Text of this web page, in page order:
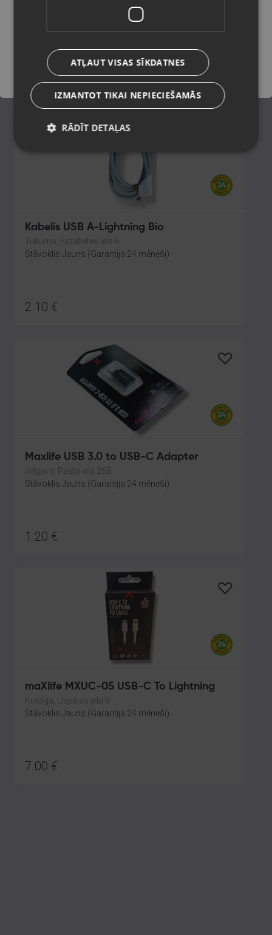
Stāvoklis Jauns (Garantija 24 mēneši)
€
Kabelis USB A-Lightning Bio
Tukums, Elizabetes iela 6
Stāvoklis Jauns (Garantija 24 mēneši)
2.10 €
Maxlife USB 3.0 to USB-C Adapter
Jelgava, Pasta iela 26B
Stāvoklis Jauns (Garantija 24 mēneši)
1.20 €
maXlife MXUC-05 USB-C To Lightning
Kuldīga, Liepājas iela 9
Stāvoklis Jauns (Garantija 24 mēneši)
7.00 €
Saglabāt
ATĻAUT VISAS SĪKDATNES
IZMANTOT TIKAI NEPIECIEŠAMĀS
RĀDĪT DETAĻAS